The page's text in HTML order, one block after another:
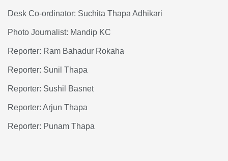
Desk Co-ordinator: Suchita Thapa Adhikari
Photo Journalist: Mandip KC
Reporter: Ram Bahadur Rokaha
Reporter: Sunil Thapa
Reporter: Sushil Basnet
Reporter: Arjun Thapa
Reporter: Punam Thapa